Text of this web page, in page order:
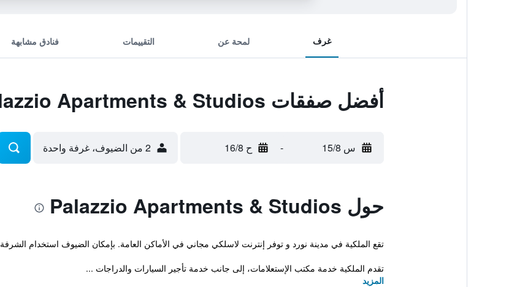
غرف لمحة عن التقييمات فنادق مشابهة
أفضل صفقات Palazzio Apartments & Studios
س 15/8 - ح 16/8 2 من الضيوف، غرفة واحدة
حول Palazzio Apartments & Studios
تقع الملكية في مدينة نورد و توفر إنترنت لاسلكي مجاني في الأماكن العامة. بإمكان الضيوف استخدام
تقدم الملكية خدمة مكتب الإستعلامات، إلى جانب خدمة تأجير السيارات والدراجات ...
المزيد